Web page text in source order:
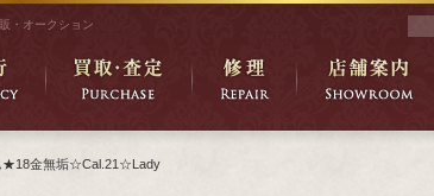
・オークション
★18金無垢☆Cal.21☆Lady